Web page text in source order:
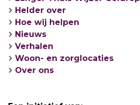
Helder over
Hoe wij helpen
Nieuws
Verhalen
Woon- en zorglocaties
Over ons